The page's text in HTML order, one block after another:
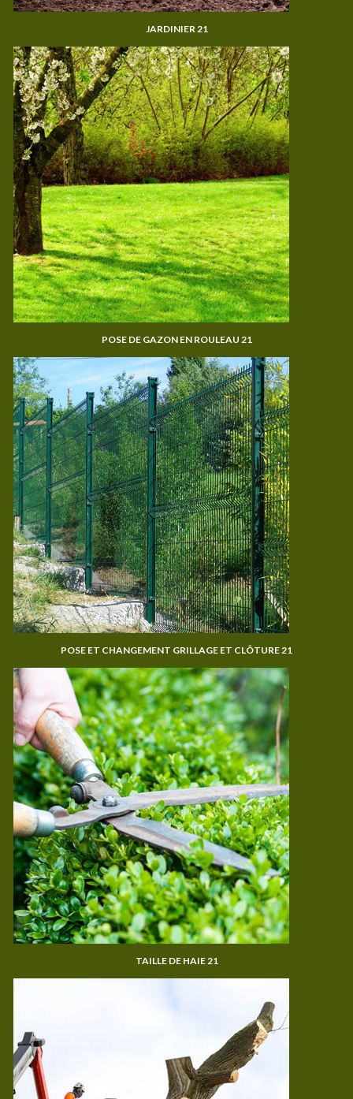
JARDINIER 21
POSE DE GAZON EN ROULEAU 21
POSE ET CHANGEMENT GRILLAGE ET CLÔTURE 21
TAILLE DE HAIE 21